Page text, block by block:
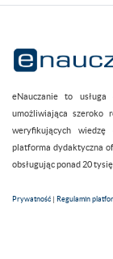
eNauczanie to
umożliwiająca szeroko
weryfikujących
platforma dydaktyczna
obsługując ponad 20
Prywatność | Regulamin